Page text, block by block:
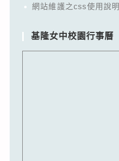
網站維護之css使用說明
基隆女中校園行事曆